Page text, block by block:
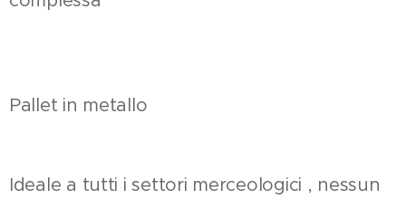
Pallet in metallo
Ideale a tutti i settori merceologici , nessun